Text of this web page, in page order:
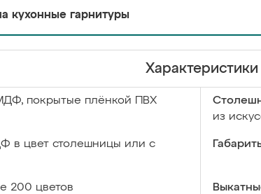
кухонные гарнитуры
Характеристики
покрытые плёнкой ПВХ
из
в цвет столешницы или с
200 цветов